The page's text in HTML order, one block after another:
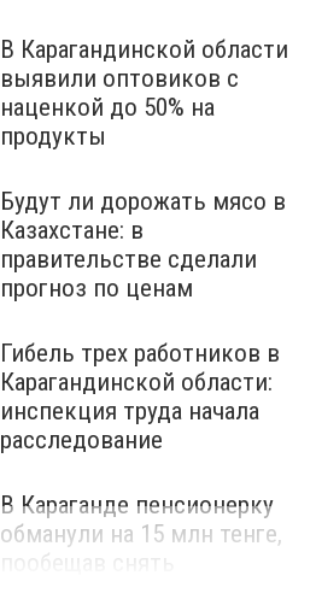
В Карагандинской области
выявили оптовиков с
наценкой до 50% на
продукты
Будут ли дорожать мясо в
Казахстане: в
правительстве сделали
прогноз по ценам
Гибель трех работников в
Карагандинской области:
инспекция труда начала
расследование
В Караганде пенсионерку
обманули на 15 млн тенге,
пообещав снять